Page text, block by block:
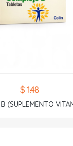
$ 1.48
(SUPLEMENTO